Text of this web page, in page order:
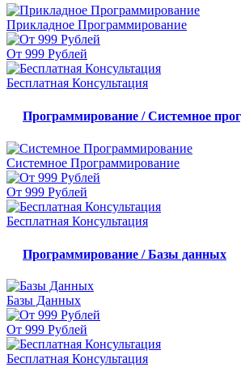
Прикладное Программирование
От 999 Рублей
Бесплатная Консультация
Программирование / Системное
Системное Программирование
От 999 Рублей
Бесплатная Консультация
Программирование / Базы данных
Базы Данных
От 999 Рублей
Бесплатная Консультация